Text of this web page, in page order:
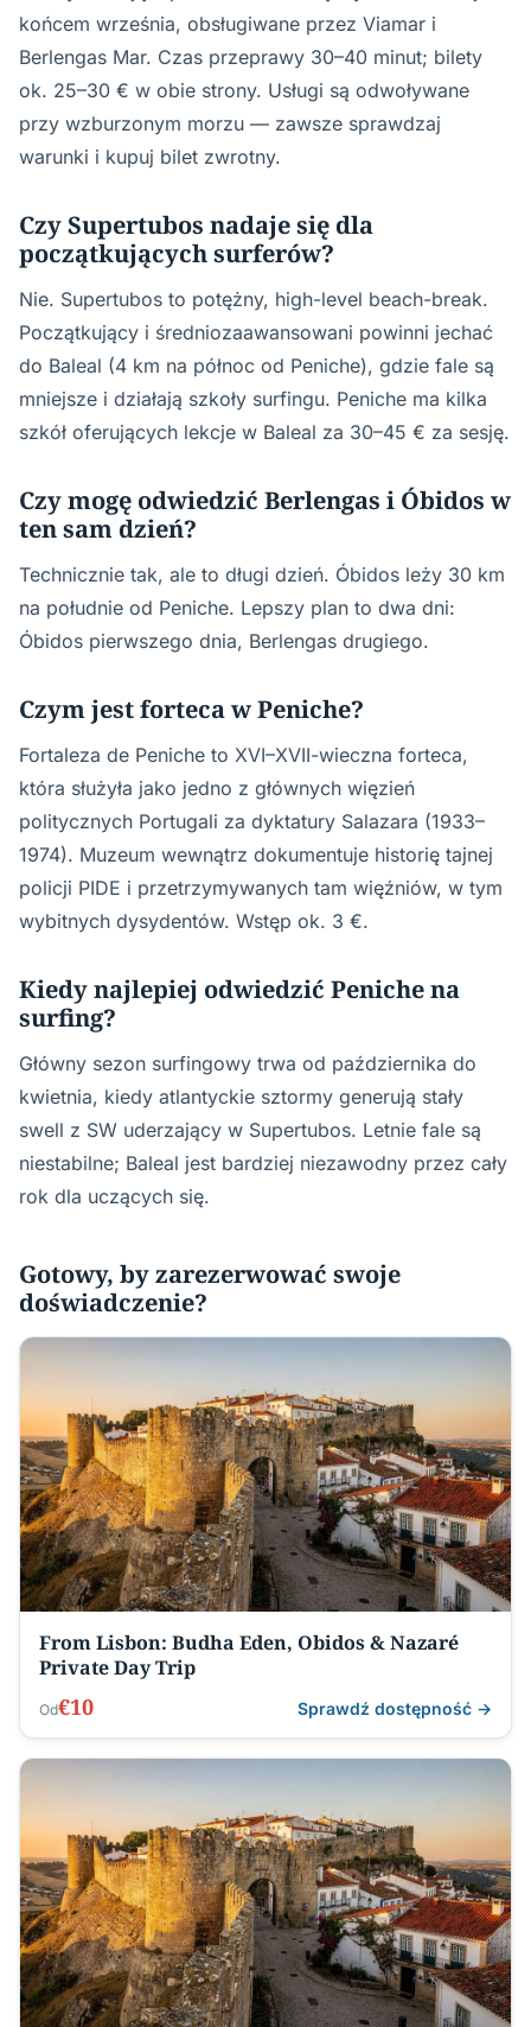
końcem września, obsługiwane przez Viamar i
Berlengas Mar. Czas przeprawy 30–40 minut; bilety
ok. 25–30 € w obie strony. Usługi są odwoływane
przy wzburzonym morzu — zawsze sprawdzaj
warunki i kupuj bilet zwrotny.
Czy Supertubos nadaje się dla
początkujących surferów?
Nie. Supertubos to potężny, high-level beach-break.
Początkujący i średniozaawansowani powinni jechać
do Baleal (4 km na północ od Peniche), gdzie fale są
mniejsze i działają szkoły surfingu. Peniche ma kilka
szkół oferujących lekcje w Baleal za 30–45 € za sesję.
Czy mogę odwiedzić Berlengas i Óbidos w
ten sam dzień?
Technicznie tak, ale to długi dzień. Óbidos leży 30 km
na południe od Peniche. Lepszy plan to dwa dni:
Óbidos pierwszego dnia, Berlengas drugiego.
Czym jest forteca w Peniche?
Fortaleza de Peniche to XVI–XVII-wieczna forteca,
która służyła jako jedno z głównych więzień
politycznych Portugali za dyktatury Salazara (1933–
1974). Muzeum wewnątrz dokumentuje historię tajnej
policji PIDE i przetrzymywanych tam więźniów, w tym
wybitnych dysydentów. Wstęp ok. 3 €.
Kiedy najlepiej odwiedzić Peniche na
surfing?
Główny sezon surfingowy trwa od października do
kwietnia, kiedy atlantyckie sztormy generują stały
swell z SW uderzający w Supertubos. Letnie fale są
niestabilne; Baleal jest bardziej niezawodny przez cały
rok dla uczących się.
Gotowy, by zarezerwować swoje
doświadczenie?
From Lisbon: Budha Eden, Obidos & Nazaré
Private Day Trip
Od€10 Sprawdź dostępność →